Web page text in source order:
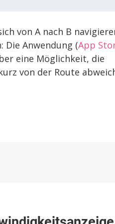
von A nach B
Die Anwendung (App
eine Möglichkeit, die
von der Route